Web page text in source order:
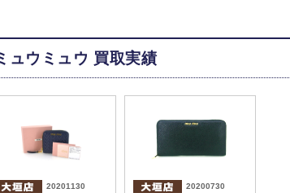
ュウミュウ 買取実績
20201130
20200730